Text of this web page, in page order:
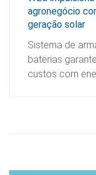
agronegócio
geração solar
Sistema de
baterias
custos com